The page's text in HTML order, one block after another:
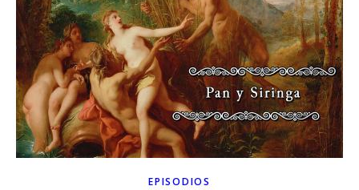
EPISODIOS